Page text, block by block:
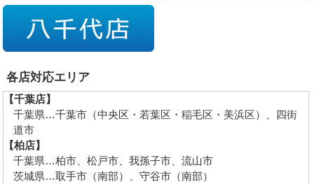
各店対応エリア
【千葉店】
千葉県…千葉市（中央区・若葉区・稲毛区・美浜区）、四街
道市
【柏店】
千葉県…柏市、松戸市、我孫子市、流山市
茨城県…取手市（南部）、守谷市（南部）